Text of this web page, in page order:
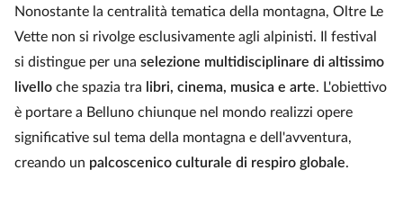
Nonostante la centralità tematica della montagna, Oltre Le
Vette non si rivolge esclusivamente agli alpinisti. Il festival
si distingue per una selezione multidisciplinare di altissimo
livello che spazia tra libri, cinema, musica e arte. L'obiettivo
è portare a Belluno chiunque nel mondo realizzi opere
significative sul tema della montagna e dell'avventura,
creando un palcoscenico culturale di respiro globale.